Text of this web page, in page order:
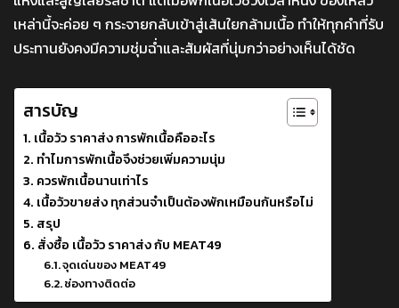
เหล่านี้จะค่อย ๆ กระจายกลับเข้าสู่เส้นใยกล้ามเนื้อ ทำให้ทุกคำที่รับ
ประทานยังคงมีความชุ่มฉ่ำและสัมผัสที่นุ่มกว่าอย่างเห็นได้ชัด
สารบัญ
เนื้อวัว ราคาส่ง การพักเนื้อคืออะไร
ทำไมการพักเนื้อจึงช่วยเพิ่มความนุ่ม
ควรพักเนื้อนานเท่าไร
เนื้อวัวขายส่ง ทุกส่วนจำเป็นต้องพักเหมือนกันหรือไม่
สรุป
สั่งซื้อ เนื้อวัว ราคาส่ง กับ MEAT49
จุดเด่นของ MEAT49
ช่องทางติดต่อ